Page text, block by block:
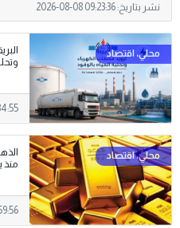
نشر بتاريخ:2026-08-08 09:23:36
منذ